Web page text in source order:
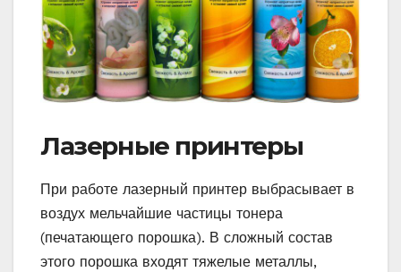
Лазерные принтеры
При работе лазерный принтер выбрасывает в
воздух мельчайшие частицы тонера
(печатающего порошка). В сложный состав
этого порошка входят тяжелые металлы,